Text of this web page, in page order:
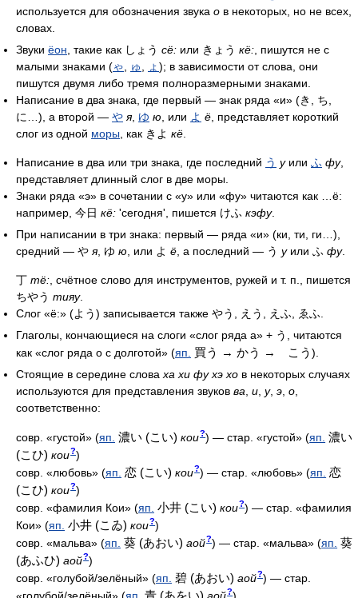
используется для обозначения звука о в некоторых, но не всех,
словах.
Звуки ёон , такие как しょう сё: или きょう кё: , пишутся не с
малыми знаками (ゃ ゅ ょ); в зависимости от слова, они
пишутся двумя либо тремя полноразмерными знаками.
Написание в два знака, где первый — знак ряда «и» (き, ち,
に…), а второй — や я, ゆ ю , или よ ё , представляет короткий
слог из одной моры , как きよ кё
Написание в два или три знака, где последний う уили ふ фу,
представляет длинный слог в две моры.
Знаки ряда «э» в сочетании с «у» или «фу» читаются как …ё:
например, 今日 кё: 'сегодня', пишется けふ кэфу.
При написании в три знака: первый — ряда «и» (ки, ти, ги…),
средний — や я, ゆ ю , или よ ё , а последний — う уили ふ фу.
丁 тё: , счётное слово для инструментов, ружей и т. п., пишется
ちやう тияу.
Слог «ё:» (よう) записывается также やう, えう, えふ, ゑふ.
Глаголы, кончающиеся на слоги «слог ряда а» + う, читаются
как «слог ряда о с долготой» (яп. 買う → かう → こう ).
Стоящие в середине слова ха хи фу хэ хо в некоторых случаях
используются для представления звуков ва и у, э о
соответственно:
совр. «густой» (яп. 濃い (こい) кои?) — стар. «густой»(яп. 濃い
(こひ) кои?)
совр. «любовь» (яп. 恋 (こい) кои?) — стар. «любовь»(яп. 恋
(こひ) кои?)
совр. «фамилия Кои» (яп. 小井 (こい) кои?) — стар. «фамилия
Кои» (яп. 小井 (こゐ) кои?)
совр. «мальва» (яп. 葵 (あおい) аой?) — стар. «мальва»(яп. 葵
(あふひ) аой?)
совр. «голубой/зелёный» (яп. 碧 (あおい) аой?) — стар.
青 (あをい) ?